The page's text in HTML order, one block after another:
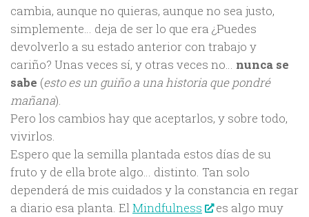
cambia, aunque no quieras, aunque no sea justo,
simplemente… deja de ser lo que era ¿Puedes
devolverlo a su estado anterior con trabajo y
cariño? Unas veces sí, y otras veces no… nunca se
sabe (esto es un guiño a una historia que pondré
mañana).
Pero los cambios hay que aceptarlos, y sobre todo,
vivirlos.
Espero que la semilla plantada estos días de su
fruto y de ella brote algo… distinto. Tan solo
dependerá de mis cuidados y la constancia en regar
a diario esa planta. ElMindfulness
es algo muy